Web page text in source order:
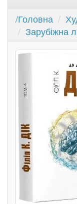
/Головна
Зарубіжна